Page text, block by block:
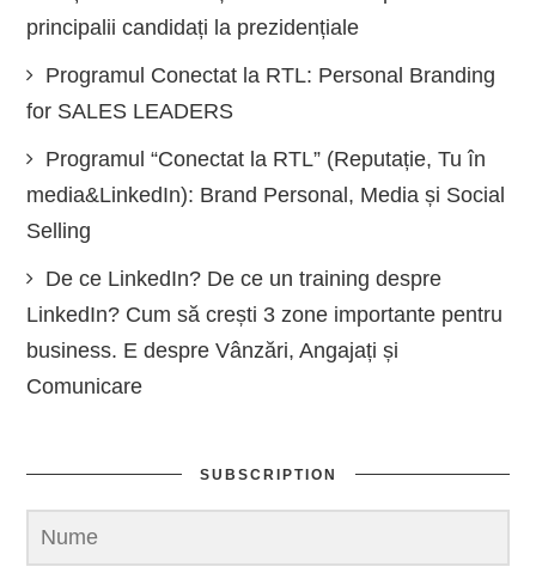
principalii candidați la prezidențiale
Programul Conectat la RTL: Personal Branding
for SALES LEADERS
Programul “Conectat la RTL” (Reputație, Tu în
media&LinkedIn): Brand Personal, Media și Social
Selling
De ce LinkedIn? De ce un training despre
LinkedIn? Cum să crești 3 zone importante pentru
business. E despre Vânzări, Angajați și
Comunicare
SUBSCRIPTION